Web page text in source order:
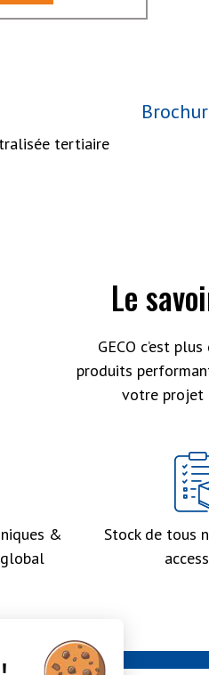
tertiaire
Le
GECO c’est
produits
votre projet
&
Stock de tous